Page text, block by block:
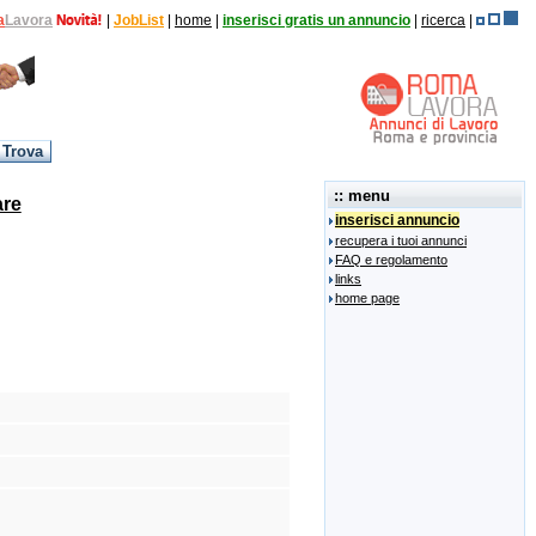
Lavora JobList home inserisci gratis un annuncio ricerca
:: menu
inserisci annuncio
recupera i tuoi annunci
FAQ e regolamento
links
home page